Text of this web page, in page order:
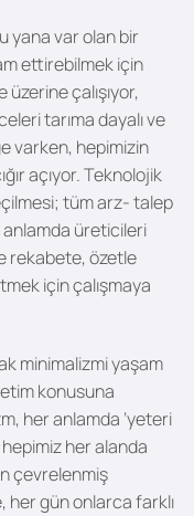
yana var olan bir
ettirebilmek için
çalışıyor,
tarıma dayalı ve
varken, hepimizin
açıyor. Teknolojik
tüm arz- talep
üreticileri
rekabete, özetle
için çalışmaya
minimalizmi yaşam
konusuna
her anlamda ‘yeteri
her alanda
çevrelenmiş
her gün onlarca farklı